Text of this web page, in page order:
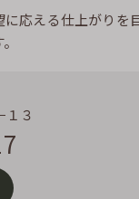
応える仕上がり
１３